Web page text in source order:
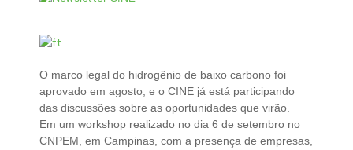
O marco legal do hidrogênio de baixo carbono foi
aprovado em agosto, e o CINE já está participando
das discussões sobre as oportunidades que virão.
Em um workshop realizado no dia 6 de setembro no
CNPEM, em Campinas, com a presença de empresas,